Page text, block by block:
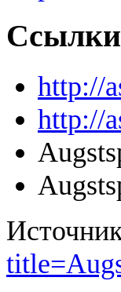
Ссылки
http://
http://